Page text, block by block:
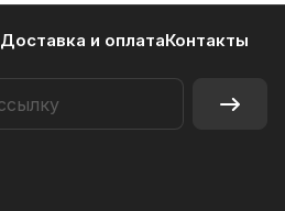
Доставка и оплатаКонтакты